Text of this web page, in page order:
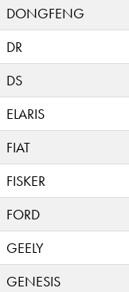
DONGFENG
DR
DS
ELARIS
FIAT
FISKER
FORD
GEELY
GENESIS